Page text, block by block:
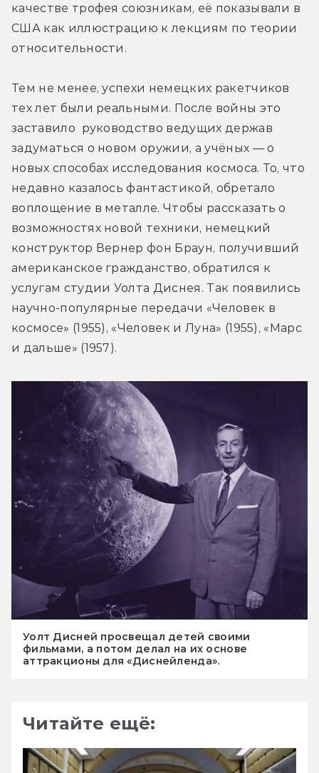
качестве трофея союзникам, её показывали в
США как иллюстрацию к лекциям по теории
относительности.
Тем не менее, успехи немецких ракетчиков
тех лет были реальными. После войны это
заставило  руководство ведущих держав
задуматься о новом оружии, а учёных — о
новых способах исследования космоса. То, что
недавно казалось фантастикой, обретало
воплощение в металле. Чтобы рассказать о
возможностях новой техники, немецкий
конструктор Вернер фон Браун, получивший
американское гражданство, обратился к
услугам студии Уолта Диснея. Так появились
научно-популярные передачи «Человек в
космосе» (1955), «Человек и Луна» (1955), «Марс
и дальше» (1957).
Уолт Дисней просвещал детей своими
фильмами, а потом делал на их основе
аттракционы для «Диснейленда».
Читайте ещё: